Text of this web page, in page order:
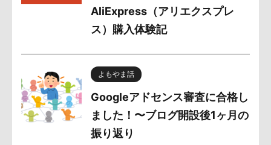
AliExpress（アリエクスプレ
ス）購入体験記
よもやま話
Googleアドセンス審査に合格し
ました！〜ブログ開設後1ヶ月の
振り返り